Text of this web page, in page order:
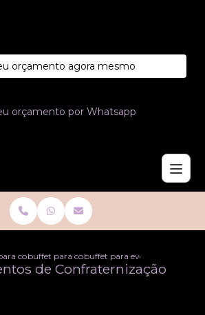
orçamento agora mesmo
orçamento por Whatsapp
confraternizacoes
buffet para confraternizacao de empresa
buffet para eventos de
de Confraternização